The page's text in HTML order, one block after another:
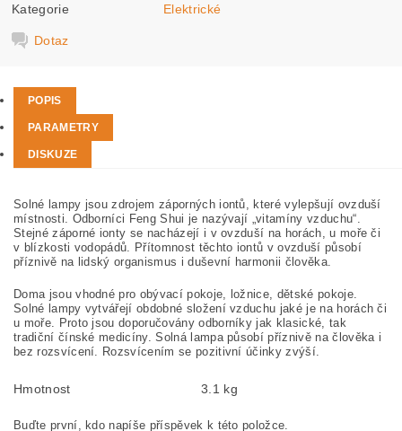
Kategorie Elektrické
Dotaz
POPIS
PARAMETRY
DISKUZE
Solné lampy jsou zdrojem záporných iontů, které vylepšují ovzduší
místnosti. Odborníci Feng Shui je nazývají „vitamíny vzduchu“.
Stejné záporné ionty se nacházejí i v ovzduší na horách, u moře či
v blízkosti vodopádů. Přítomnost těchto iontů v ovzduší působí
příznivě na lidský organismus i duševní harmonii člověka.
Doma jsou vhodné pro obývací pokoje, ložnice, dětské pokoje.
Solné lampy vytvářejí obdobné složení vzduchu jaké je na horách či
u moře. Proto jsou doporučovány odborníky jak klasické, tak
tradiční čínské medicíny. Solná lampa působí příznivě na člověka i
bez rozsvícení. Rozsvícením se pozitivní účinky zvýší.
Hmotnost 3.1 kg
Buďte první, kdo napíše příspěvek k této položce.